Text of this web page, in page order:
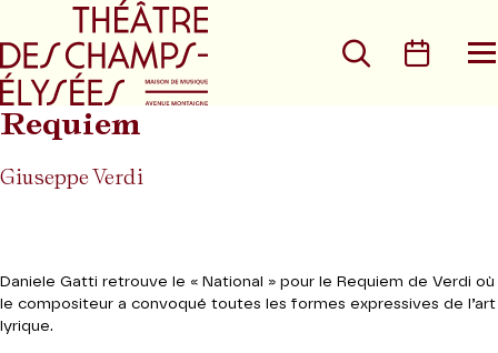
Aller au menu principal
Rechercher
Requiem
Giuseppe Verdi
Daniele Gatti retrouve le « National » pour le Requiem de Verdi où
le compositeur a convoqué toutes les formes expressives de l’art
lyrique.